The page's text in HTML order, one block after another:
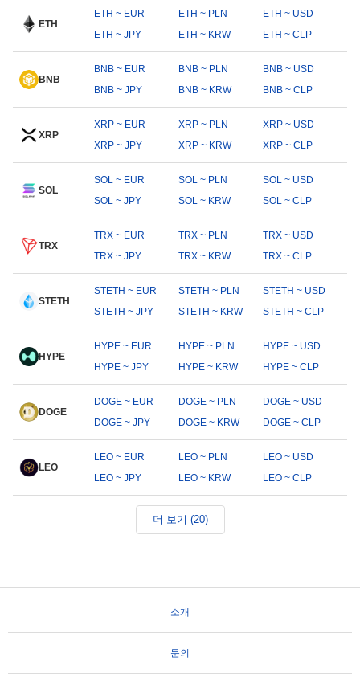
ETH
ETH ~ EUR ETH ~ PLN
ETH ~ USD
ETH ~ JPY
ETH ~ KRW ETH ~ CLP
BNB
BNB ~ EUR BNB ~ PLN
BNB ~ USD
BNB ~ JPY
BNB ~ KRW BNB ~ CLP
XRP
XRP ~ EUR XRP ~ PLN
XRP ~ USD
XRP ~ JPY
XRP ~ KRW XRP ~ CLP
SOL
SOL ~ EUR SOL ~ PLN
SOL ~ USD
SOL ~ JPY
SOL ~ KRW SOL ~ CLP
TRX
TRX ~ EUR TRX ~ PLN
TRX ~ USD
TRX ~ JPY
TRX ~ KRW TRX ~ CLP
STETH
STETH ~ EUR STETH ~ PLN
STETH ~ USD
STETH ~ JPY
STETH ~ KRW STETH ~ CLP
HYPE
HYPE ~ EUR HYPE ~ PLN
HYPE ~ USD
HYPE ~ JPY
HYPE ~ KRW HYPE ~ CLP
DOGE
DOGE ~ EUR DOGE ~ PLN
DOGE ~ USD
DOGE ~ JPY
DOGE ~ KRW DOGE ~ CLP
LEO
LEO ~ EUR LEO ~ PLN
LEO ~ USD
LEO ~ JPY
LEO ~ KRW LEO ~ CLP
더 보기 (20)
소개
문의